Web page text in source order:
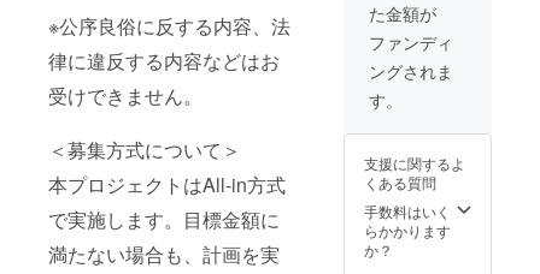
※公序良俗に反する内容、法
律に違反する内容などはお
受けできません。
＜募集方式について＞
本プロジェクトはAll-in方式
で実施します。目標金額に
満たない場合も、計画を実
た金額が
ファンディ
ングされま
す。
支援に関するよ
くある質問
手数料はいく
らかかります
か？